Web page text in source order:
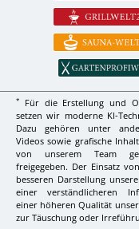
*
Für die Erstellung und
setzen wir moderne KI-
Dazu gehören unter
Videos sowie grafische
von unserem Team
freigegeben. Der Einsatz
besseren Darstellung
einer verständlicheren
einer höheren Qualität
zur Täuschung oder